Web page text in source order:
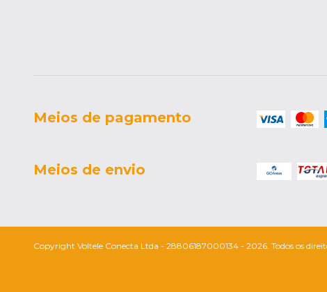
Meios de pagamento
Meios de envio
Copyright Voltele Conecta Ltda - 28806187000134 - 2026. Todos os